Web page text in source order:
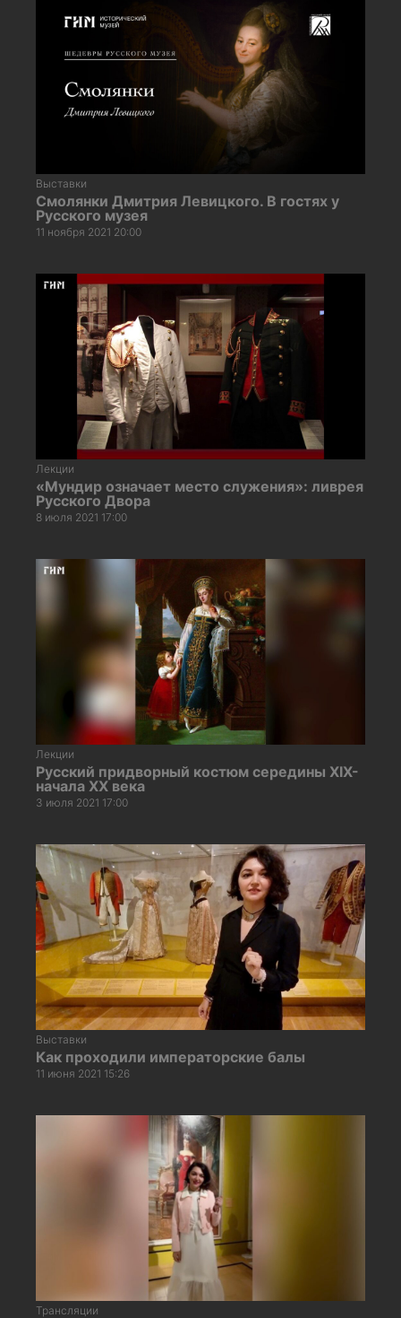
Выставки
Смолянки Дмитрия Левицкого. В гостях у
Русского музея
11 ноября 2021 20:00
Лекции
«Мундир означает место служения»: ливрея
Русского Двора
8 июля 2021 17:00
Лекции
Русский придворный костюм середины XIX-
начала ХХ века
3 июля 2021 17:00
Выставки
Как проходили императорские балы
11 июня 2021 15:26
Трансляции